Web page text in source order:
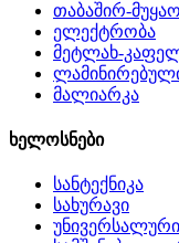
თაბაშირ-მუყაო
ელექტრობა
მეტლახ-
მალიარკა
ხელოსნები
სანტექნიკა
სახურავი